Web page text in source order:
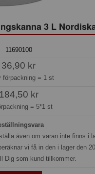
3 L
11690100
36,90 kr
förpackning = 1 st
184,50 kr
= 5*1 st
även om varan inte finns i
vi få in den i lager den
Dig som kund tillkommer.